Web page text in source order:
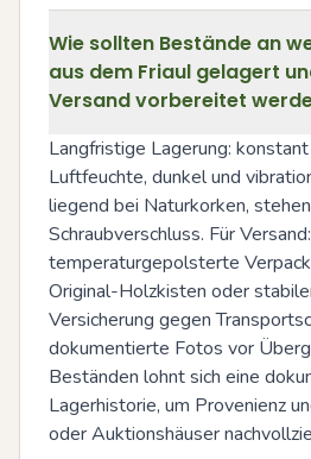
Wie sollten Bestände an
aus dem Friaul gelagert
Versand vorbereitet
Langfristige Lagerung:
Luftfeuchte, dunkel und
liegend bei Naturkorken,
Schraubverschluss. Für Versand:
temperaturgepolsterte
Original-Holzkisten oder
Versicherung gegen
dokumentierte Fotos vor
Beständen lohnt sich eine
Lagerhistorie, um Provenienz
oder Auktionshäuser